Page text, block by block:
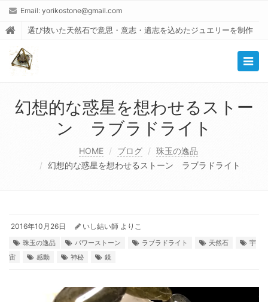
Email: yorikostone@gmail.com
選び抜いた天然石で意思・意志・遺志を込めたジュエリーを制作
幻想的な惑星を想わせるストー
ン ラブラドライト
HOME ブログ
珠玉の逸品
幻想的な惑星を想わせるストーン ラブラドライト
2016年10月26日 いし結い師 よりこ
珠玉の逸品 パワーストーン ラブラドライト 天然石
宇
宙
感動 神秘 鏡